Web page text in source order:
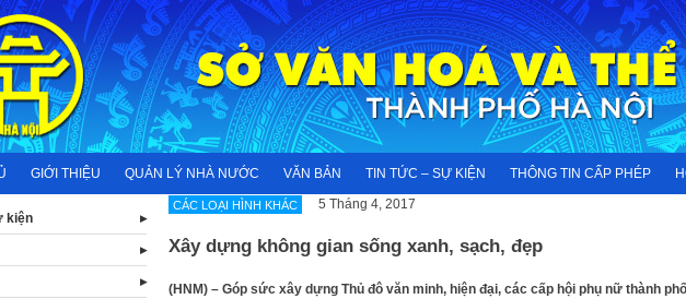
GIỚI THIỆU QUẢN LÝ NHÀ NƯỚC VĂN BẢN TIN TỨC – SỰ KIỆN THÔNG TIN CẤP PHÉP
CÁC LOẠI HÌNH KHÁC 5 Tháng 4, 2017
Xây dựng không gian sống xanh, sạch, đẹp
(HNM) – Góp sức xây dựng Thủ đô văn minh, hiện đại, các cấp hội phụ nữ thành
kiện